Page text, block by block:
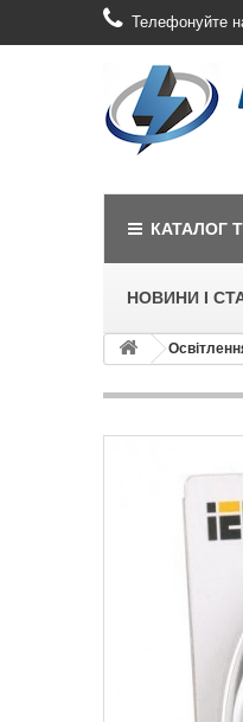
Телефонуйте
КАТАЛОГ
НОВИНИ І